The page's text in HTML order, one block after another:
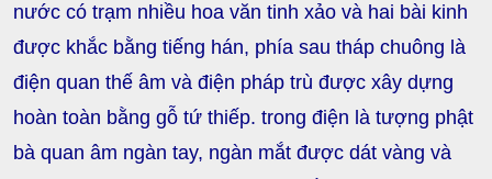
nước có trạm nhiều hoa văn tinh xảo và hai bài kinh
được khắc bằng tiếng hán, phía sau tháp chuông là
điện quan thế âm và điện pháp trù được xây dựng
hoàn toàn bằng gỗ tứ thiếp. trong điện là tượng phật
bà quan âm ngàn tay, ngàn mắt được dát vàng và